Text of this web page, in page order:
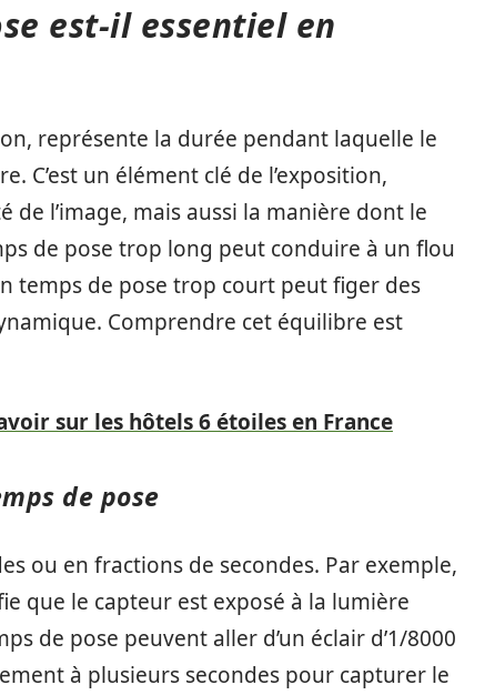
est-il essentiel en
représente la durée pendant laquelle le
C’est un élément clé de l’exposition,
l’image, mais aussi la manière dont le
de pose trop long peut conduire à un flou
temps de pose trop court peut figer des
Comprendre cet équilibre est
sur les hôtels 6 étoiles en France
de pose
ou en fractions de secondes. Par exemple,
que le capteur est exposé à la lumière
de pose peuvent aller d’un éclair d’1/8000
à plusieurs secondes pour capturer le